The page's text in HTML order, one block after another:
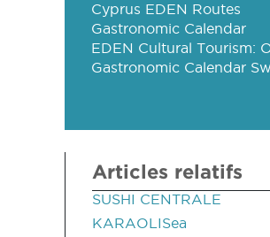
Cyprus EDEN Routes
Gastronomic Calendar
EDEN Cultural Tourism:
Gastronomic Calendar
Articles relatifs
SUSHI CENTRALE
KARAOLISea